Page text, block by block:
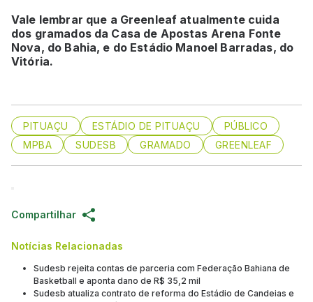
Vale lembrar que a Greenleaf atualmente cuida
dos gramados da Casa de Apostas Arena Fonte
Nova, do Bahia, e do Estádio Manoel Barradas, do
Vitória.
PITUAÇU ESTÁDIO DE PITUAÇU
PÚBLICO
MPBA
SUDESB GRAMADO GREENLEAF
Compartilhar
Notícias Relacionadas
Sudesb rejeita contas de parceria com Federação Bahiana de
Basketball e aponta dano de R$ 35,2 mil
Sudesb atualiza contrato de reforma do Estádio de Candeias e